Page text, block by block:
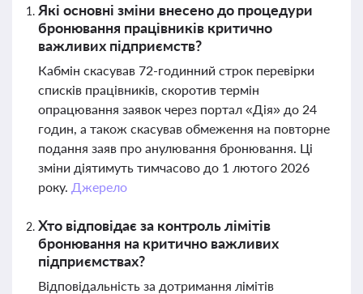
Які основні зміни внесено до процедури
бронювання працівників критично
важливих підприємств?
Кабмін скасував 72-годинний строк перевірки
списків працівників, скоротив термін
опрацювання заявок через портал «Дія» до 24
годин, а також скасував обмеження на повторне
подання заяв про анулювання бронювання. Ці
зміни діятимуть тимчасово до 1 лютого 2026
року. Джерело
Хто відповідає за контроль лімітів
бронювання на критично важливих
підприємствах?
Відповідальність за дотримання лімітів